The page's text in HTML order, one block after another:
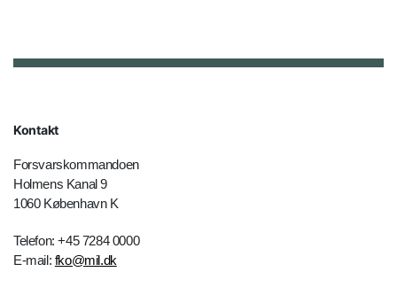
Kontakt
Forsvarskommandoen
Holmens Kanal 9
1060 København K
Telefon: +45 7284 0000
E-mail: fko@mil.dk